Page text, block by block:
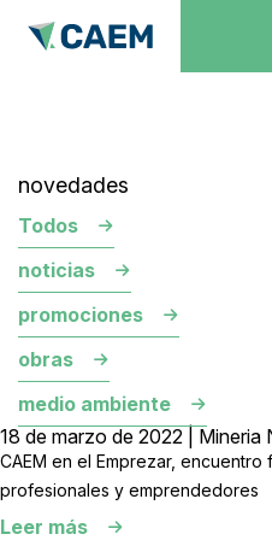
novedades
Todos
noticias
promociones
obras
medio ambiente
18 de marzo de 2022 | Mineria
CAEM en el Emprezar,
profesionales y emprendedores
Leer más